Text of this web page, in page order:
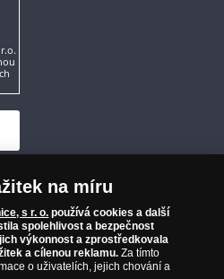
na míru
s r. o. používá cookies a další
spolehlivost a bezpečnost
výkonnost a zprostředkovala
a cílenou reklamu. Za tímto
o uživatelích, jejich chování a